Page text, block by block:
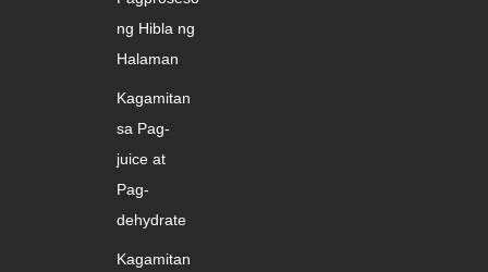
ng Hibla ng
Halaman
Kagamitan
sa Pag-
juice at
Pag-
dehydrate
Kagamitan